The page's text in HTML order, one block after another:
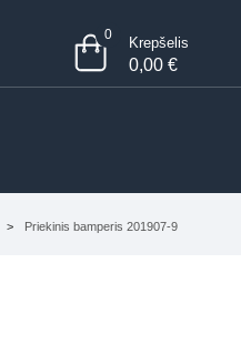
0 Krepšelis
0,00 €
Priekinis bamperis 201907-9